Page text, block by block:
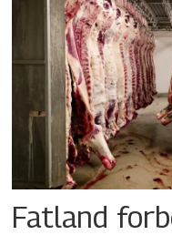
Fatland